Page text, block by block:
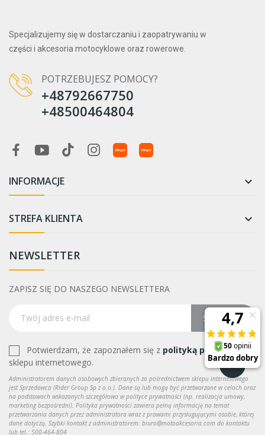
Specjalizujemy się w dostarczaniu i zaopatrywaniu w
części i akcesoria motocyklowe oraz rowerowe.
POTRZEBUJESZ POMOCY?
+48792667750
+48500464804
INFORMACJE 
STREFA KLIENTA 
NEWSLETTER
ZAPISZ SIĘ DO NASZEGO NEWSLETTERA
Subskrybuj
Potwierdzam, że zapoznałem się z polityką prywatności
sklepu internetowego.
Administratorem danych osobowych zbieranych za pośrednictwem sklepu internetowego
jest Sprzedawca (Rider Group Sp z o.o.). Dane są lub mogą być przetwarzane w celach oraz
na podstawach wskazanych szczegółowo w polityce prywatności (np. realizacja umowy,
marketing bezpośredni). Polityka prywatności zawiera pełną informację na temat
przetwarzania danych przez administratora wraz z prawami przysługującymi osobie, której
dane dotyczą. Szybki kontakt z administratorem: biuro@motoakcesoria.com do kontaktu
lub tel.: 500-464-804